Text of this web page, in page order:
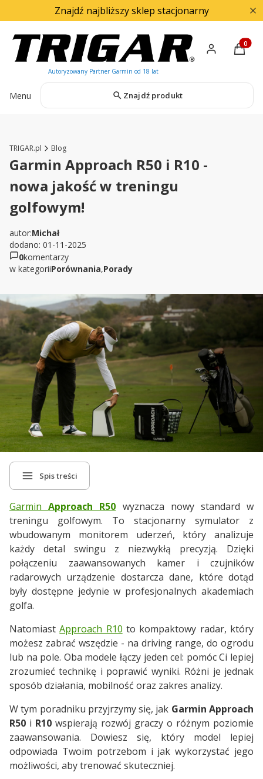
Znajdź najbliższy sklep stacjonarny
Menu Znajdź produkt
TRIGAR.pl Blog
Garmin Approach R50 i R10 -
nowa jakość w treningu
golfowym!
autor:Michał
dodano: 01-11-2025
0komentarzy
w kategoriiPorównania,Porady
Spis treści
GarminApproach R50 wyznacza nowy standard w
treningu golfowym. To stacjonarny symulator z
wbudowanym monitorem uderzeń, który analizuje
każdy detal swingu z niezwykłą precyzją. Dzięki
połączeniu zaawansowanych kamer i czujników
radarowych urządzenie dostarcza dane, które dotąd
były dostępne jedynie w profesjonalnych akademiach
golfa.
NatomiastApproach R10 to kompaktowy radar, który
możesz zabrać wszędzie - na driving range, do ogrodu
lub na pole. Oba modele łączy jeden cel: pomóc Ci lepiej
zrozumieć technikę i poprawić wyniki. Różni je jednak
sposób działania, mobilność oraz zakres analizy.
W tym poradniku przyjrzymy się, jak Garmin Approach
R50 i R10 wspierają rozwój graczy o różnym poziomie
zaawansowania. Dowiesz się, który model lepiej
odpowiada Twoim potrzebom i jak wykorzystać jego
możliwości, aby trenować skuteczniej.